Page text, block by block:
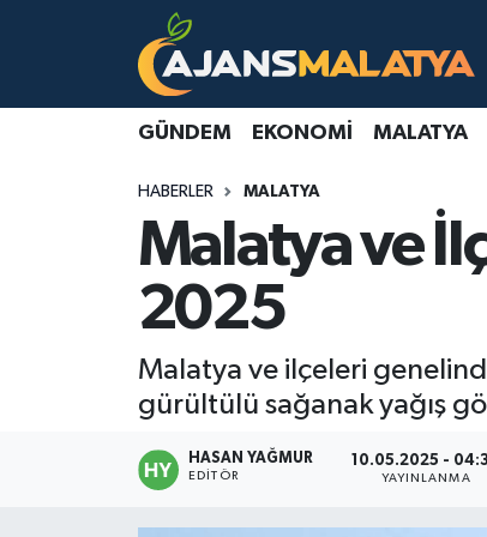
GÜNDEM EKONOMI MALATYA
HABERLER MALATYA
Malatya ve
2025
Malatya ve ilçeleri
gürültülü sağanak yağış
HASAN YAĞMUR
EDITÖR
10.05.2025 -
YAYINLANMA
Gündem
Kültür & Sanat
Malatya Nöbetçi Eczaneler
Malatya Trafik Yoğunluk Haritası
TFF 3.Lig 2.Grup Puan Durumu ve Fikstür
Tüm Manşetler
Son Dakika Haberleri